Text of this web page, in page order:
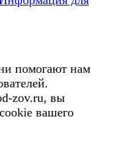
помогают нам
zov.ru, вы
вашего